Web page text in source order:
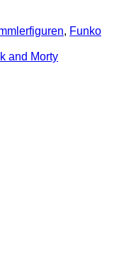
, Funko
and Morty